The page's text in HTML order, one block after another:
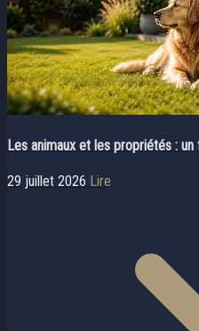
Les animaux et les propriétés :
29 juillet 2026 Lire